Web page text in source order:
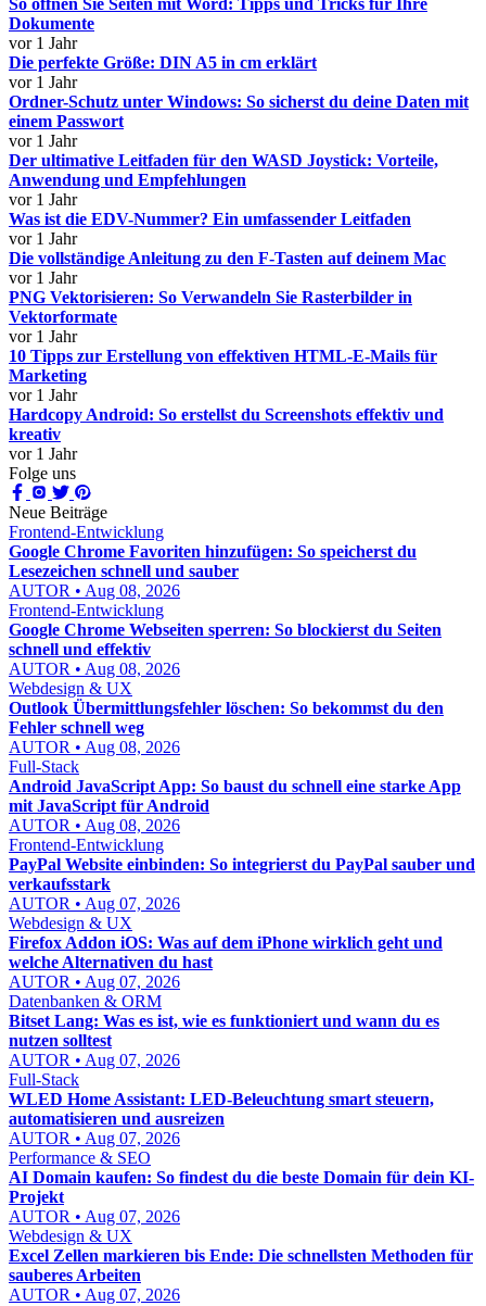
So öffnen Sie Seiten mit Word: Tipps und Tricks für Ihre
Dokumente
vor 1 Jahr
Die perfekte Größe: DIN A5 in cm erklärt
vor 1 Jahr
Ordner-Schutz unter Windows: So sicherst du deine Daten mit
einem Passwort
vor 1 Jahr
Der ultimative Leitfaden für den WASD Joystick: Vorteile,
Anwendung und Empfehlungen
vor 1 Jahr
Was ist die EDV-Nummer? Ein umfassender Leitfaden
vor 1 Jahr
Die vollständige Anleitung zu den F-Tasten auf deinem Mac
vor 1 Jahr
PNG Vektorisieren: So Verwandeln Sie Rasterbilder in
Vektorformate
vor 1 Jahr
10 Tipps zur Erstellung von effektiven HTML-E-Mails für
Marketing
vor 1 Jahr
Hardcopy Android: So erstellst du Screenshots effektiv und
kreativ
vor 1 Jahr
Folge uns
Neue Beiträge
Frontend-Entwicklung
Google Chrome Favoriten hinzufügen: So speicherst du
Lesezeichen schnell und sauber
AUTOR • Aug 08, 2026
Frontend-Entwicklung
Google Chrome Webseiten sperren: So blockierst du Seiten
schnell und effektiv
AUTOR • Aug 08, 2026
Webdesign & UX
Outlook Übermittlungsfehler löschen: So bekommst du den
Fehler schnell weg
AUTOR • Aug 08, 2026
Full-Stack
Android JavaScript App: So baust du schnell eine starke App
mit JavaScript für Android
AUTOR • Aug 08, 2026
Frontend-Entwicklung
PayPal Website einbinden: So integrierst du PayPal sauber und
verkaufsstark
AUTOR • Aug 07, 2026
Webdesign & UX
Firefox Addon iOS: Was auf dem iPhone wirklich geht und
welche Alternativen du hast
AUTOR • Aug 07, 2026
Datenbanken & ORM
Bitset Lang: Was es ist, wie es funktioniert und wann du es
nutzen solltest
AUTOR • Aug 07, 2026
Full-Stack
WLED Home Assistant: LED-Beleuchtung smart steuern,
automatisieren und ausreizen
AUTOR • Aug 07, 2026
Performance & SEO
AI Domain kaufen: So findest du die beste Domain für dein KI-
Projekt
AUTOR • Aug 07, 2026
Webdesign & UX
Excel Zellen markieren bis Ende: Die schnellsten Methoden für
sauberes Arbeiten
AUTOR • Aug 07, 2026